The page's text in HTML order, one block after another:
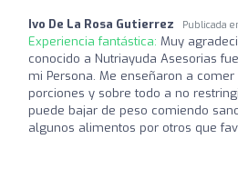
Ivo De La Rosa Gutierrez Publicada
Experiencia fantástica: Muy
conocido a Nutriayuda Asesorias
mi Persona. Me enseñaron a
porciones y sobre todo a no
puede bajar de peso comiendo
algunos alimentos por otros que